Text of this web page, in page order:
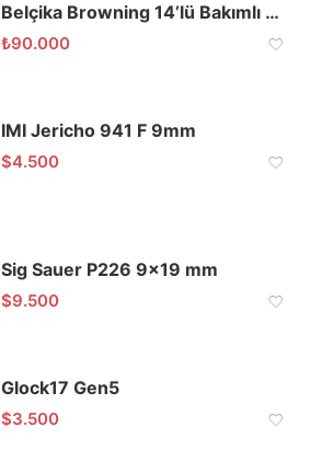
Belçika Browning 14’lü Bakımlı Ruhsatlı
₺90.000
IMI Jericho 941 F 9mm
$4.500
Sig Sauer P226 9×19 mm
$9.500
Glock17 Gen5
$3.500